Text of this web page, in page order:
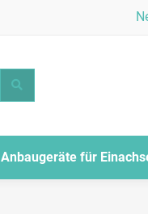
Anbaugeräte für